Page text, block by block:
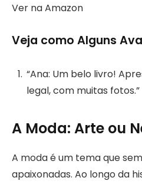
Ver na Amazon
Veja como Alguns
“Ana: Um belo livro!
legal, com muitas
A Moda: Arte ou
A moda é um tema que
apaixonadas. Ao longo da